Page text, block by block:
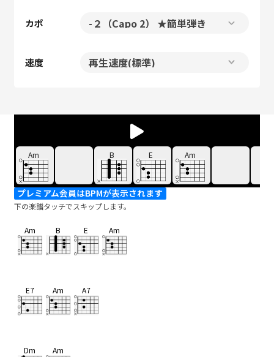
カポ
速度
Am B E Am
プレミアム会員はBPMが表示されます
下の楽譜タッチでスキップします。
Am B E Am
E7 Am A7
Dm Am